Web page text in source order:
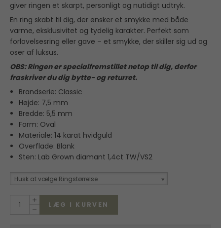
giver ringen et skarpt, personligt og nutidigt udtryk.
En ring skabt til dig, der ønsker et smykke med både
varme, eksklusivitet og tydelig karakter. Perfekt som
forlovelsesring eller gave – et smykke, der skiller sig ud og
oser af luksus.
OBS: Ringen er specialfremstillet netop til dig, derfor
fraskriver du dig bytte- og returret.
Brandserie: Classic
Højde: 7,5 mm
Bredde: 5,5 mm
Form: Oval
Materiale: 14 karat hvidguld
Overflade: Blank
Sten: Lab Grown diamant 1,4ct TW/VS2
Husk at vælge Ringstørrelse
LÆG I KURVEN